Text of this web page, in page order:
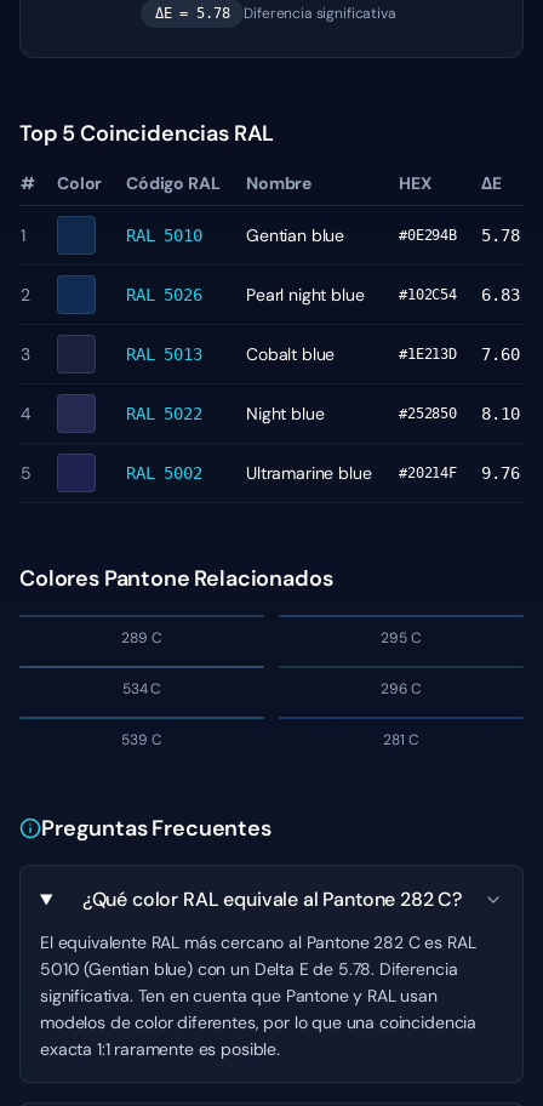
ΔE =5.78 Diferencia significativa
Top 5 Coincidencias RAL
# Color Código RAL Nombre HEX ΔE
1 RAL 5010 Gentian blue #0E294B 5.78
2 RAL 5026 Pearl night blue #102C54 6.83
3 RAL 5013 Cobalt blue #1E213D 7.60
4 RAL 5022 Night blue #252850 8.10
5 RAL 5002 Ultramarine blue #20214F 9.76
Colores Pantone Relacionados
289 C 295 C
534 C 296 C
539 C 281 C
Preguntas Frecuentes
¿Qué color RAL equivale al Pantone 282 C?
El equivalente RAL más cercano al Pantone 282 C es RAL
5010 (Gentian blue) con un Delta E de 5.78. Diferencia
significativa. Ten en cuenta que Pantone y RAL usan
modelos de color diferentes, por lo que una coincidencia
exacta 1:1 raramente es posible.